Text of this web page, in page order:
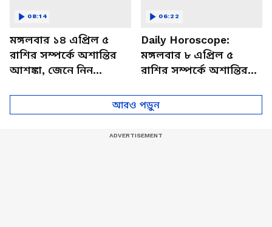
মঙ্গলবার ১৪ এপ্রিল ৫
রাশির সম্পর্কে অশান্তির
আশঙ্কা, জেনে নিন
08:14
Daily Horoscope:
মঙ্গলবার ৮ এপ্রিল ৫
রাশির সম্পর্কে অশান্তির
আজকের রাশিফল
06:22
আরও পড়ুন